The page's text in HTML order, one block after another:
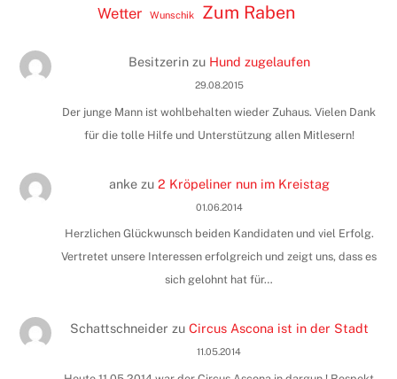
Wetter Wunschik Zum Raben
Besitzerinzu Hund zugelaufen
29.08.2015
Der junge Mann ist wohlbehalten wieder Zuhaus. Vielen Dank
für die tolle Hilfe und Unterstützung allen Mitlesern!
ankezu 2 Kröpeliner nun im Kreistag
01.06.2014
Herzlichen Glückwunsch beiden Kandidaten und viel Erfolg.
Vertretet unsere Interessen erfolgreich und zeigt uns, dass es
sich gelohnt hat für…
Schattschneider zu Circus Ascona ist in der Stadt
11.05.2014